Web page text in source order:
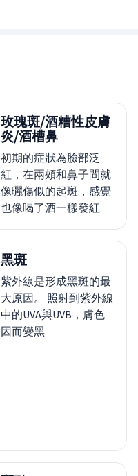
玫瑰斑/酒糟性皮膚
炎/酒槽鼻
初期的症狀為臉部泛
紅，在兩頰和鼻子間就
像曬傷似的起斑，感覺
也像喝了酒一樣發紅
黑斑
紫外線是形成黑斑的最
大原因。 照射到紫外線
中的UVA與UVB，膚色
因而變黑